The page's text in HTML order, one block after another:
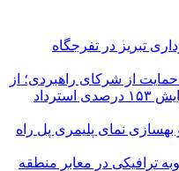
تبریز در تفرجگاه
از شرکای راهبردی؛ از
رشد ۴۶ درصدی درآمدها تا افزایش ۱۵۳ درصدی استرداد
نمای پلیمری پل راه
ترافیکی در معابر منطقه